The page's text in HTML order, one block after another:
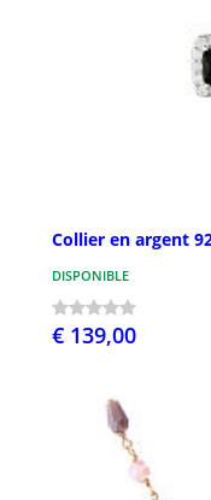
Collier en argent
DISPONIBLE
€ 139,00